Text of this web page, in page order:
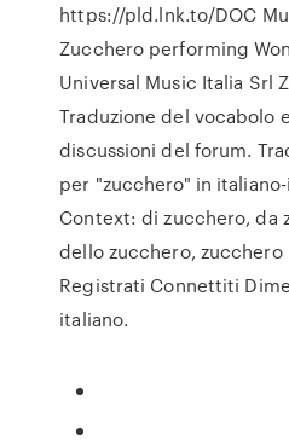
https://pld.lnk.to/DOC
Zucchero performing
Universal Music Italia Srl
Traduzione del vocabolo
discussioni del forum.
per "zucchero" in
Context: di zucchero, da
dello zucchero,
Registrati Connettiti
italiano.